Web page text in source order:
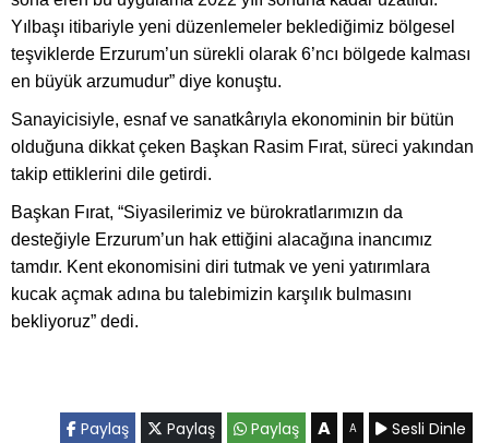
Yılbaşı itibariyle yeni düzenlemeler beklediğimiz bölgesel
teşviklerde Erzurum’un sürekli olarak 6’ncı bölgede kalması
en büyük arzumudur” diye konuştu.
Sanayicisiyle, esnaf ve sanatkârıyla ekonominin bir bütün
olduğuna dikkat çeken Başkan Rasim Fırat, süreci yakından
takip ettiklerini dile getirdi.
Başkan Fırat, “Siyasilerimiz ve bürokratlarımızın da
desteğiyle Erzurum’un hak ettiğini alacağına inancımız
tamdır. Kent ekonomisini diri tutmak ve yeni yatırımlara
kucak açmak adına bu talebimizin karşılık bulmasını
bekliyoruz” dedi.
Paylaş Paylaş Paylaş A A Sesli Dinle